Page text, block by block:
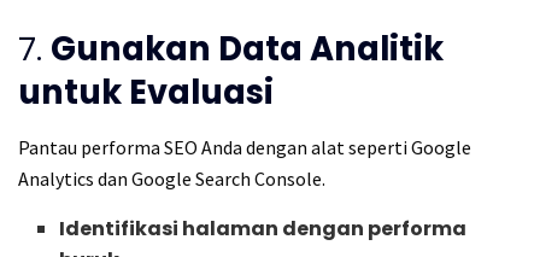
7. Gunakan Data Analitik
untuk Evaluasi
Pantau performa SEO Anda dengan alat seperti Google
Analytics dan Google Search Console.
Identifikasi halaman dengan performa